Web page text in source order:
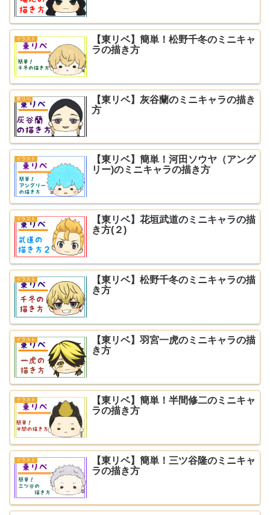
イラスト
【東リベ】簡単！松野千冬のミニキャ
ラの描き方
東リベ
【東リベ】灰谷蘭のミニキャラの描き
方
イラスト
【東リベ】簡単！河田ソウヤ（アング
リー)のミニキャラの描き方
イラスト
【東リベ】花垣武道のミニキャラの描
き方(２)
イラスト
【東リベ】松野千冬のミニキャラの描
き方
イラスト
【東リベ】羽宮一虎のミニキャラの描
き方
イラスト
【東リベ】簡単！半間修二のミニキャ
ラの描き方
イラスト
【東リベ】簡単！三ツ谷隆のミニキャ
ラの描き方